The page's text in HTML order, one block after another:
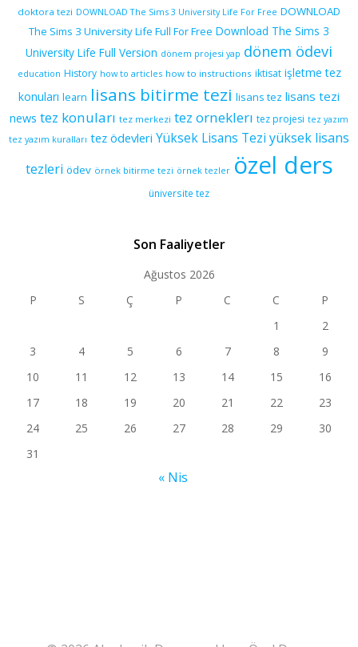
doktora tezi DOWNLOAD The Sims 3 University Life For Free DOWNLOAD
The Sims 3 University Life Full For Free Download The Sims 3
University Life Full Version dönem projesi yap dönem ödevi
education History how to articles how to instructions iktisat işletme tez
konuları learn lisans bitirme tezi lisans tez lisans tezi
news tez konuları tez merkezi tez orneklerı tez projesi tez yazım
tez yazım kuralları tez ödevleri Yüksek Lisans Tezi yüksek lisans
tezleri ödev örnek bitirme tezi örnek tezler özel ders
üniversite tez
Son Faaliyetler
Ağustos 2026
P
S Ç P C C
P
1
2
3
4 5 6 7 8
9
10
11 12 13 14 15
16
17
18 19 20 21 22
23
24
25 26 27 28 29
30
31
« Nis